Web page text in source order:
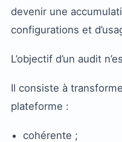
devenir une
configurations et
L’objectif d’un audit
Il consiste à
plateforme :
cohérente ;